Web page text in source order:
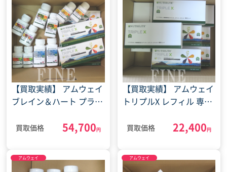
【買取実績】 アムウェイ
ブレイン＆ハート プラス
リ(2024年4月1日)
買取価格 54,700円
【買取実績】 アムウェイ
トリプルX レフィル 専用
買取価格 22,400円
アムウェイ アムウェイ